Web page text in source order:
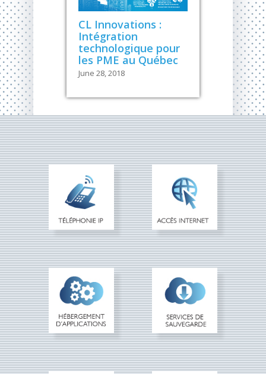
CL Innovations :
Intégration
technologique pour
les PME au Québec
June 28, 2018